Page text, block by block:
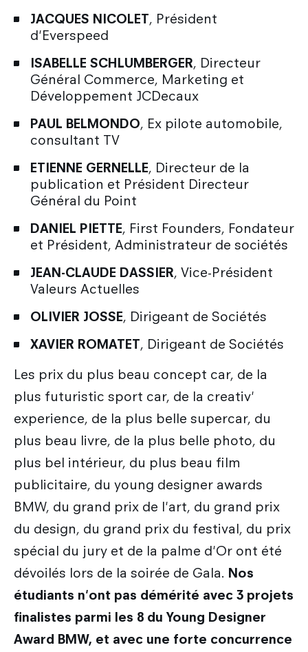
JACQUES NICOLET, Président
d'Everspeed
ISABELLE SCHLUMBERGER, Directeur
Général Commerce, Marketing et
Développement JCDecaux
PAUL BELMONDO, Ex pilote automobile,
consultant TV
ETIENNE GERNELLE, Directeur de la
publication et Président Directeur
Général du Point
DANIEL PIETTE, First Founders, Fondateur
et Président, Administrateur de sociétés
JEAN-CLAUDE DASSIER, Vice-Président
Valeurs Actuelles
OLIVIER JOSSE, Dirigeant de Sociétés
XAVIER ROMATET, Dirigeant de Sociétés
Les prix du plus beau concept car, de la
plus futuristic sport car, de la creativ'
experience, de la plus belle supercar, du
plus beau livre, de la plus belle photo, du
plus bel intérieur, du plus beau film
publicitaire, du young designer awards
BMW, du grand prix de l'art, du grand prix
du design, du grand prix du festival, du prix
spécial du jury et de la palme d'Or ont été
dévoilés lors de la soirée de Gala. Nos
étudiants n'ont pas démérité avec 3 projets
finalistes parmi les 8 du Young Designer
Award BMW, et avec une forte concurrence